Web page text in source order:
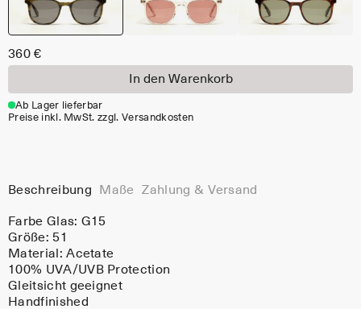
360 €
In den Warenkorb
Ab Lager lieferbar
Preise inkl. MwSt. zzgl. Versandkosten
Beschreibung Maße Zahlung & Versand
Farbe Glas: G15
Größe: 51
Material:Acetate
100% UVA/UVB Protection
Gleitsicht geeignet
Handfinished